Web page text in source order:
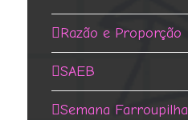
Razão e Proporção
SAEB
Semana Farroupilha